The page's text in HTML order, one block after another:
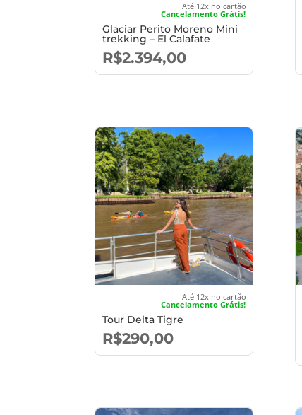
Até 12x no cartão
Cancelamento Grátis!
Glaciar Perito Moreno Mini
trekking – El Calafate
R$2.394,00
Até 12x no cartão
Cancelamento Grátis!
Tour Delta Tigre
R$290,00